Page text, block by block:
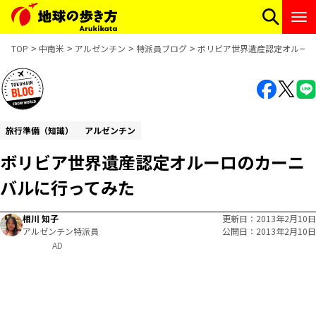
TOP 中南米 アルゼンチン 特派員ブログ ボリビア世界遺産認定オルー
旅行準備（知識） アルゼンチン
ボリビア世界遺産認定オルーロのカーニ
バルに行ってみた
相川 知子
アルゼンチン特派員
更新日
2013年2月10日
公開日
2013年2月10日
AD